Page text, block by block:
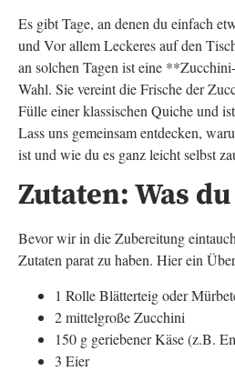
Es gibt Tage, an denen du einfach
und Vor allem Leckeres auf den
an solchen Tagen ist eine
Wahl. Sie vereint die Frische der
Fülle einer klassischen Quiche und
Lass uns gemeinsam entdecken,
ist und wie du es ganz leicht selbst
Zutaten: Was
Bevor wir in die Zubereitung
Zutaten parat zu haben. Hier ein
1 Rolle Blätterteig oder
2 mittelgroße Zucchini
150 g geriebener Käse (z.B.
3 Eier